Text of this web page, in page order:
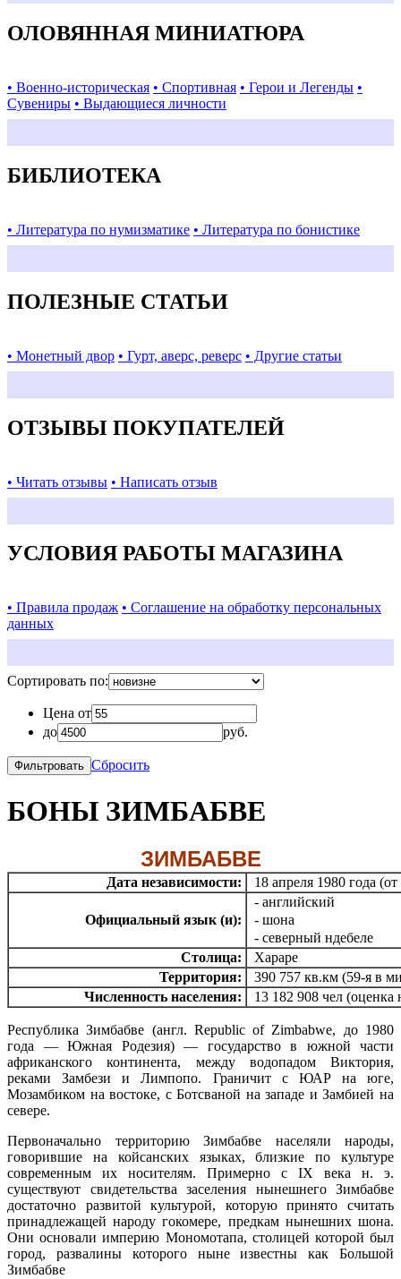
ОЛОВЯННАЯ МИНИАТЮРА
• Военно-историческая • Спортивная • Герои и Легенды •
Сувениры • Выдающиеся личности
БИБЛИОТЕКА
• Литература по нумизматике • Литература по бонистике
ПОЛЕЗНЫЕ СТАТЬИ
• Монетный двор • Гурт, аверс, реверс • Другие статьи
ОТЗЫВЫ ПОКУПАТЕЛЕЙ
• Читать отзывы • Написать отзыв
УСЛОВИЯ РАБОТЫ МАГАЗИНА
• Правила продаж • Соглашение на обработку персональных
данных
Сортировать по:
Цена от
до
руб.
Сбросить
БОНЫ ЗИМБАБВЕ
ЗИМБАБВЕ
Дата независимости: 18 апреля 1980 года
Официальный язык (и):
- английский
- шона
- северный ндебеле
Столица:
Хараре
Территория:
390 757 кв.км (59-я в
Численность населения:
13 182 908 чел (оценка
Республика Зимбабве (англ. Republic of Zimbabwe, до 1980
года — Южная Родезия) — государство в южной части
африканского континента, между водопадом Виктория,
реками Замбези и Лимпопо. Граничит с ЮАР на юге,
Мозамбиком на востоке, с Ботсваной на западе и Замбией на
севере.
Первоначально территорию Зимбабве населяли народы,
говорившие на койсанских языках, близкие по культуре
современным их носителям. Примерно с IX века н. э.
существуют свидетельства заселения нынешнего Зимбабве
достаточно развитой культурой, которую принято считать
принадлежащей народу гокомере, предкам нынешних шона.
Они основали империю Мономотапа, столицей которой был
город, развалины которого ныне известны как Большой
Зимбабве